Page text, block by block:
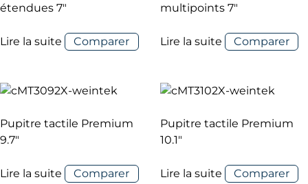
étendues 7″
Lire la suite Comparer
multipoints 7″
Lire la suite Comparer
Pupitre tactile Premium
9.7″
Lire la suite Comparer
Pupitre tactile Premium
10.1″
Lire la suite Comparer